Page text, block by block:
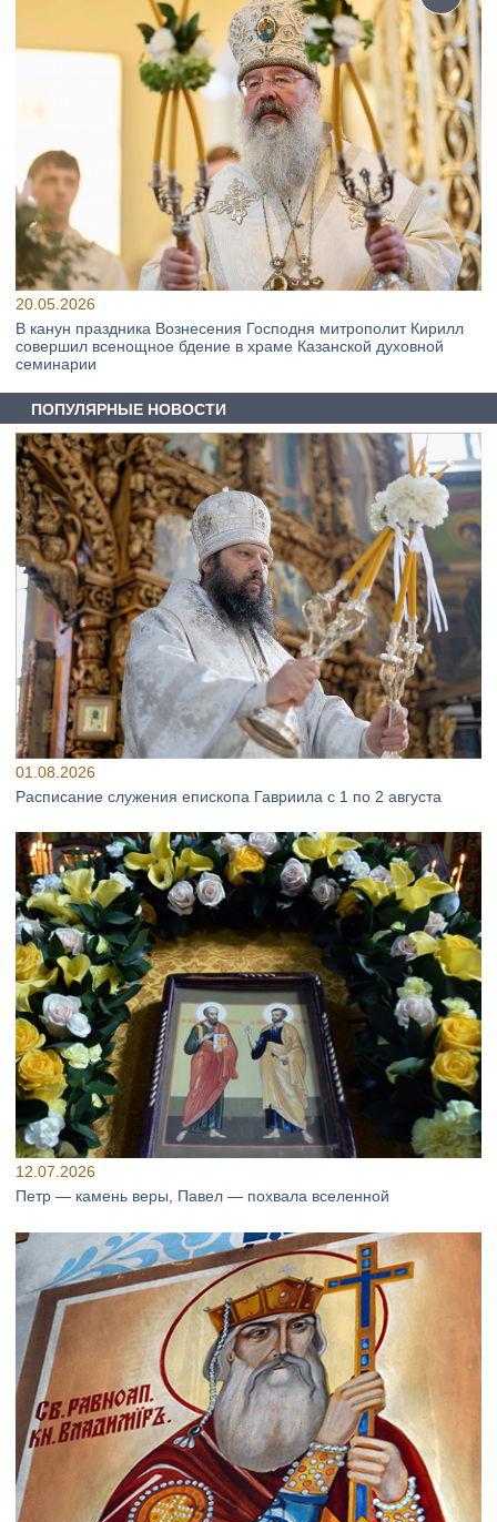
20.05.2026
В канун праздника Вознесения Господня митрополит Кирилл
совершил всенощное бдение в храме Казанской духовной
семинарии
ПОПУЛЯРНЫЕ НОВОСТИ
01.08.2026
Расписание служения епископа Гавриила с 1 по 2 августа
12.07.2026
Петр — камень веры, Павел — похвала вселенной